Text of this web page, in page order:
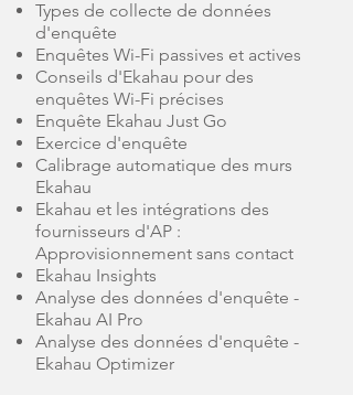
Types de collecte de données
d'enquête
Enquêtes Wi-Fi passives et actives
Conseils d'Ekahau pour des
enquêtes Wi-Fi précises
Enquête Ekahau Just Go
Exercice d'enquête
Calibrage automatique des murs
Ekahau
Ekahau et les intégrations des
fournisseurs d'AP :
Approvisionnement sans contact
Ekahau Insights
Analyse des données d'enquête -
Ekahau AI Pro
Analyse des données d'enquête -
Ekahau Optimizer